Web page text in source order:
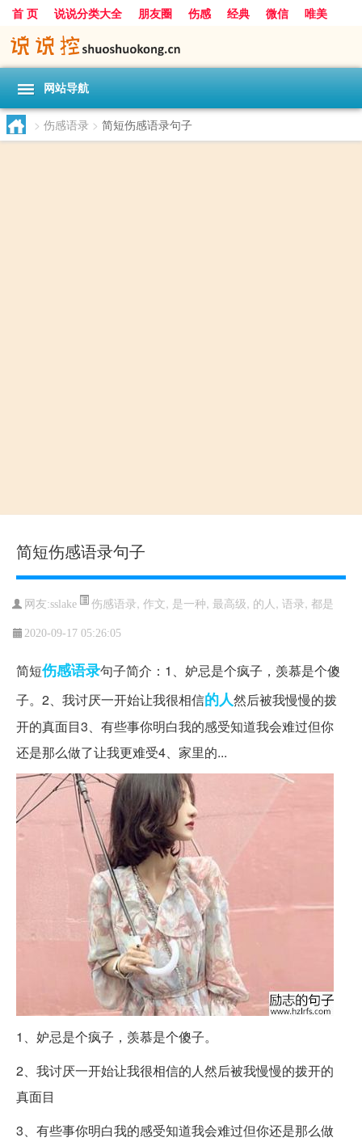
首 页 说说分类大全 朋友圈 伤感 经典 微信
唯美
励志
爱情 搞笑
网站导航
> 伤感语录 > 简短伤感语录句子
简短伤感语录句子
网友:sslake 伤感语录, 作文, 是一种, 最高级, 的人 , 语录, 都是
2020-09-17 05:26:05
简短伤感语录句子简介：1、妒忌是个疯子，羡慕是个傻
子。2、我讨厌一开始让我很相信的人然后被我慢慢的拨
开的真面目3、有些事你明白我的感受知道我会难过但你
还是那么做了让我更难受4、家里的...
1、妒忌是个疯子，羡慕是个傻子。
2、我讨厌一开始让我很相信的人然后被我慢慢的拨开的
真面目
3、有些事你明白我的感受知道我会难过但你还是那么做